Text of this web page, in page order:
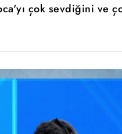
çok sevdiğini ve